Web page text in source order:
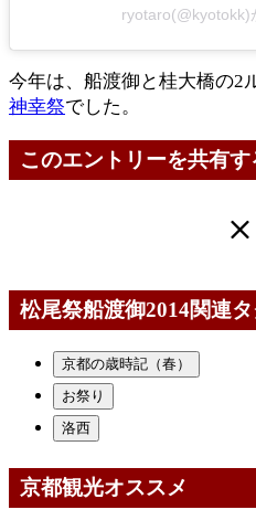
ryotaro(@kyotokk)
今年は、船渡御と桂大橋の2
神幸祭でした。
このエントリーを共有す
松尾祭船渡御2014関連
京都の歳時記（春）
お祭り
洛西
京都観光オススメ